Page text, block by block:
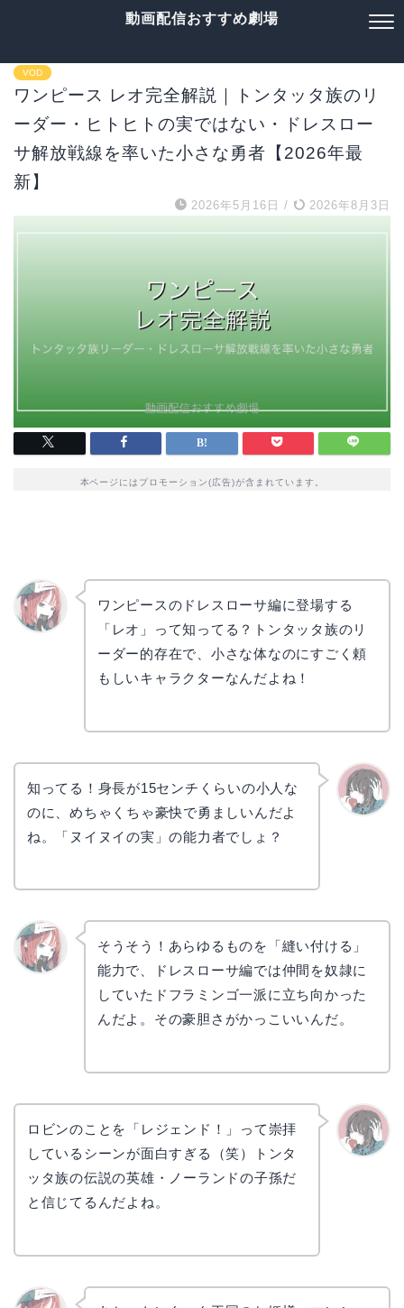
動画配信おすすめ劇場
VOD
ワンピース レオ完全解説｜トンタッタ族のリ
ーダー・ヒトヒトの実ではない・ドレスロー
サ解放戦線を率いた小さな勇者【2026年最
新】
2026年5月16日 / 2026年8月3日
本ページにはプロモーション(広告)が含まれています。
ワンピースのドレスローサ編に登場する
「レオ」って知ってる？トンタッタ族のリ
ーダー的存在で、小さな体なのにすごく頼
もしいキャラクターなんだよね！
知ってる！身長が15センチくらいの小人な
のに、めちゃくちゃ豪快で勇ましいんだよ
ね。「ヌイヌイの実」の能力者でしょ？
そうそう！あらゆるものを「縫い付ける」
能力で、ドレスローサ編では仲間を奴隷に
していたドフラミンゴ一派に立ち向かった
んだよ。その豪胆さがかっこいいんだ。
ロビンのことを「レジェンド！」って崇拝
しているシーンが面白すぎる（笑）トンタ
ッタ族の伝説の英雄・ノーランドの子孫だ
と信じてるんだよね。